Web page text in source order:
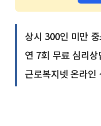
상시 300인 미만
연 7회 무료 심리
근로복지넷 온라인